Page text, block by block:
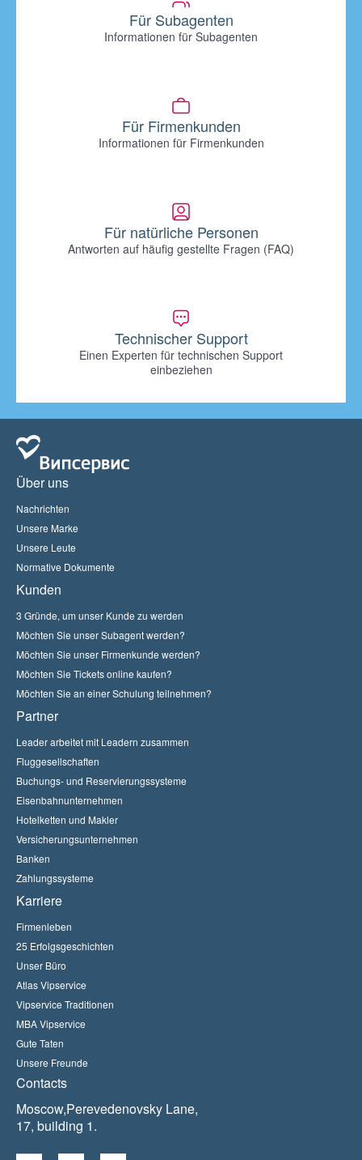
Für Subagenten
Informationen für Subagenten
Für Firmenkunden
Informationen für Firmenkunden
Für natürliche Personen
Antworten auf häufig gestellte Fragen (FAQ)
Technischer Support
Einen Experten für technischen Support
einbeziehen
Über uns
Nachrichten
Unsere Marke
Unsere Leute
Normative Dokumente
Kunden
3 Gründe, um unser Kunde zu werden
Möchten Sie unser Subagent werden?
Möchten Sie unser Firmenkunde werden?
Möchten Sie Tickets online kaufen?
Möchten Sie an einer Schulung teilnehmen?
Partner
Leader arbeitet mit Leadern zusammen
Fluggesellschaften
Buchungs- und Reservierungssysteme
Eisenbahnunternehmen
Hotelketten und Makler
Versicherungsunternehmen
Banken
Zahlungssysteme
Karriere
Firmenleben
25 Erfolgsgeschichten
Unser Büro
Atlas Vipservice
Vipservice Traditionen
MBA Vipservice
Gute Taten
Unsere Freunde
Contacts
Moscow,Perevedenovsky Lane,
17, building 1.